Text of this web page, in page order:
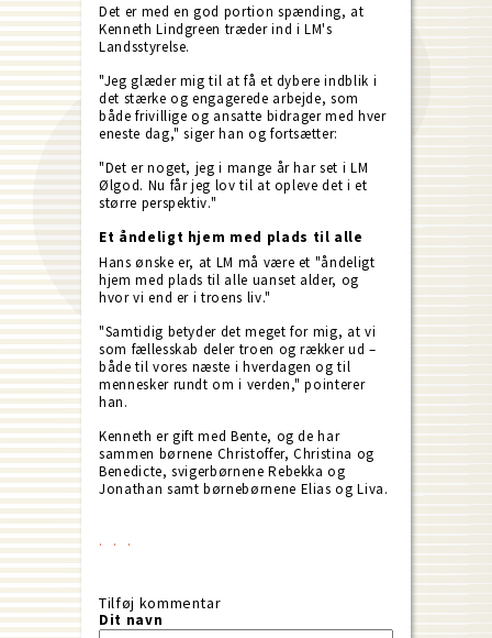
Det er med en god portion spænding, at
Kenneth Lindgreen træder ind i LM's
Landsstyrelse.
"Jeg glæder mig til at få et dybere indblik i
det stærke og engagerede arbejde, som
både frivillige og ansatte bidrager med hver
eneste dag," siger han og fortsætter:
"Det er noget, jeg i mange år har set i LM
Ølgod. Nu får jeg lov til at opleve det i et
større perspektiv."
Et åndeligt hjem med plads til alle
Hans ønske er, at LM må være et "åndeligt
hjem med plads til alle uanset alder, og
hvor vi end er i troens liv."
"Samtidig betyder det meget for mig, at vi
som fællesskab deler troen og rækker ud –
både til vores næste i hverdagen og til
mennesker rundt om i verden," pointerer
han.
Kenneth er gift med Bente, og de har
sammen børnene Christoffer, Christina og
Benedicte, svigerbørnene Rebekka og
Jonathan samt børnebørnene Elias og Liva.
Tilføj kommentar
Dit navn